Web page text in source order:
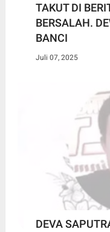
TAKUT DI
BERSALAH.
BANCI
Juli 07, 2025
DEVA